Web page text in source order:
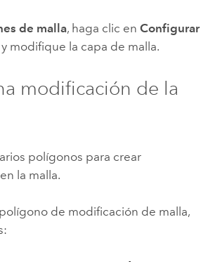
de malla, haga clic en Configurar
y modifique la capa de malla.
modificación de la
polígonos para crear
la malla.
de modificación de malla,